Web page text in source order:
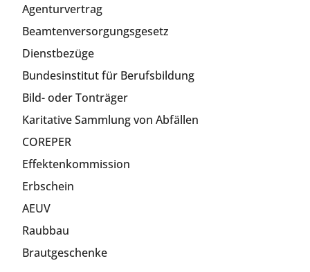
Agenturvertrag
Beamtenversorgungsgesetz
Dienstbezüge
Bundesinstitut für Berufsbildung
Bild- oder Tonträger
Karitative Sammlung von Abfällen
COREPER
Effektenkommission
Erbschein
AEUV
Raubbau
Brautgeschenke